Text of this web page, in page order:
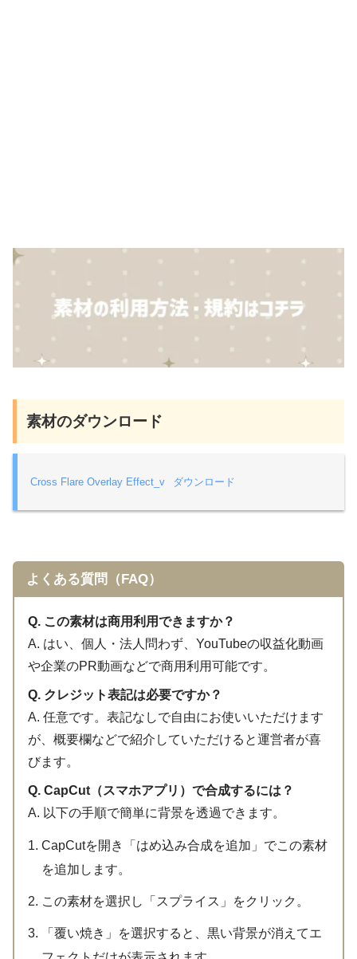
素材のダウンロード
Cross Flare Overlay Effect_v ダウンロード
よくある質問（FAQ）
Q. この素材は商用利用できますか？
A. はい、個人・法人問わず、YouTubeの収益化動画
や企業のPR動画などで商用利用可能です。
Q. クレジット表記は必要ですか？
A. 任意です。表記なしで自由にお使いいただけます
が、概要欄などで紹介していただけると運営者が喜
びます。
Q. CapCut（スマホアプリ）で合成するには？
A. 以下の手順で簡単に背景を透過できます。
CapCutを開き「はめ込み合成を追加」でこの素材
を追加します。
この素材を選択し「スプライス」をクリック。
「覆い焼き」を選択すると、黒い背景が消えてエ